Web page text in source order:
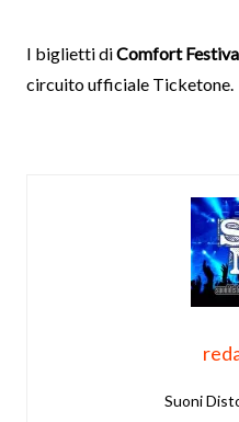
I biglietti diComfort
circuito ufficiale Ticketone.
Suoni